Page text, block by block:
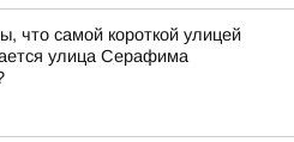
что самой короткой улицей
улица Серафима